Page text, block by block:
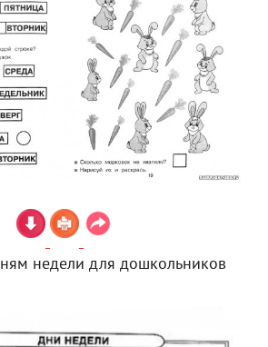
недели для дошкольников